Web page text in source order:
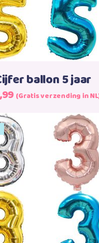
de
ballon 5 jaar
(Gratis verzending in
Opties selecteren